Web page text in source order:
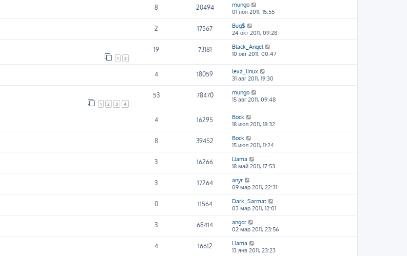
8 20494
mungo
01 ноя 2011, 15:55
2 17567
Bug$
24 окт 2011, 09:28
1 2
19 73181
Black_Angel
10 окт 2011, 00:47
4 18059
lexa_linux
31 авг 2011, 19:30
1 2 3 4
53 78470
mungo
15 авг 2011, 09:48
4 16295
Bock
18 июл 2011, 18:32
8 39452
Bock
15 июл 2011, 11:24
3 16266
Llama
18 май 2011, 17:53
3 17264
anyr
09 мар 2011, 22:31
0 11564
Dark_Sarmat
03 мар 2011, 12:01
3 68414
angor
02 мар 2011, 23:56
4 16612
Llama
13 янв 2011, 23:23